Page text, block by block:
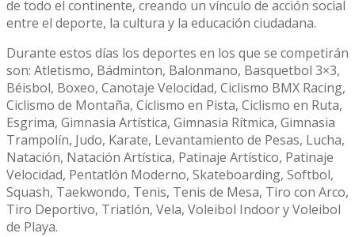
de todo el continente, creando un vínculo de acción social
entre el deporte, la cultura y la educación ciudadana.
Durante estos días los deportes en los que se competirán
son: Atletismo, Bádminton, Balonmano, Basquetbol 3×3,
Béisbol, Boxeo, Canotaje Velocidad, Ciclismo BMX Racing,
Ciclismo de Montaña, Ciclismo en Pista, Ciclismo en Ruta,
Esgrima, Gimnasia Artística, Gimnasia Rítmica, Gimnasia
Trampolín, Judo, Karate, Levantamiento de Pesas, Lucha,
Natación, Natación Artística, Patinaje Artístico, Patinaje
Velocidad, Pentatlón Moderno, Skateboarding, Softbol,
Squash, Taekwondo, Tenis, Tenis de Mesa, Tiro con Arco,
Tiro Deportivo, Triatlón, Vela, Voleibol Indoor y Voleibol
de Playa.